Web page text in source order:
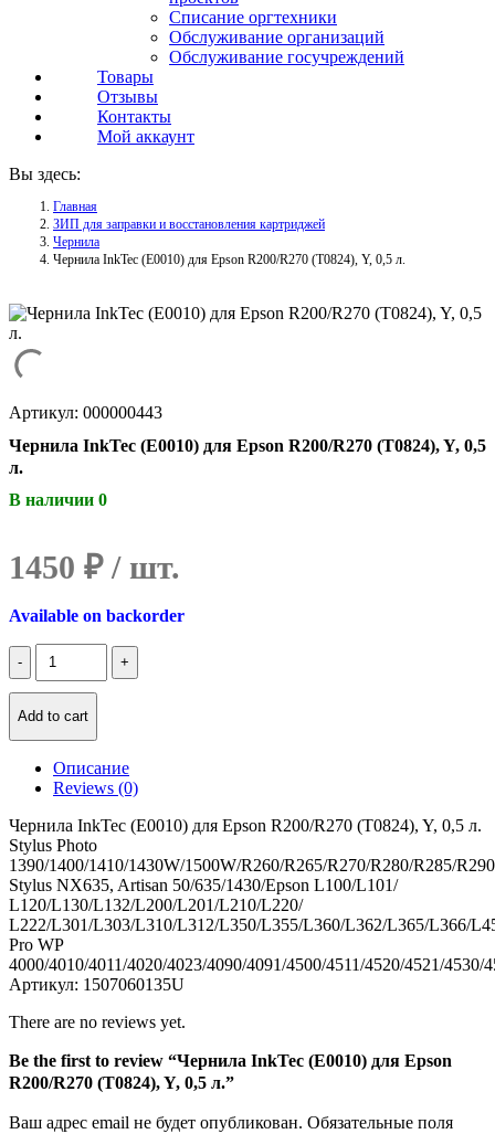
Списание оргтехники
Обслуживание организаций
Обслуживание госучреждений
Товары
Отзывы
Контакты
Мой аккаунт
Вы здесь:
Главная
ЗИП для заправки и восстановления картриджей
Чернила
Чернила InkTec (E0010) для Epson R200/R270 (T0824), Y, 0,5 л.
Артикул: 000000443
Чернила InkTec (E0010) для Epson R200/R270 (T0824), Y, 0,5
л.
В наличии 0
1450 ₽
Available on backorder
Количество
Чернила
InkTec
(E0010)
R200/R270
(T0824),
0,5
л.
Add to cart
Описание
Reviews (0)
Чернила InkTec (E0010) для Epson R200/R270 (T0824), Y, 0,5 л.
Stylus Photo
1390/1400/1410/1430W/1500W/R260/R265/R270/R280/R285/
Stylus NX635, Artisan 50/635/1430/Epson L100/L101/
L120/L130/L132/L200/L201/L210/L220/
L222/L301/L303/L310/L312/L350/L355/L360/L362/L365/L366/
Pro WP
4000/4010/4011/4020/4023/4090/4091/4500/4511/4520/4521/
Артикул: 1507060135U
There are no reviews yet.
Be the first to review “Чернила InkTec (E0010) для Epson
R200/R270 (T0824), Y, 0,5 л.”
Ваш адрес email не будет опубликован. Обязательные поля